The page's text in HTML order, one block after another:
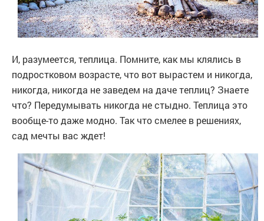
И, разумеется, теплица. Помните, как мы клялись в
подростковом возрасте, что вот вырастем и никогда,
никогда, никогда не заведем на даче теплиц? Знаете
что? Передумывать никогда не стыдно. Теплица это
вообще-то даже модно. Так что смелее в решениях,
сад мечты вас ждет!